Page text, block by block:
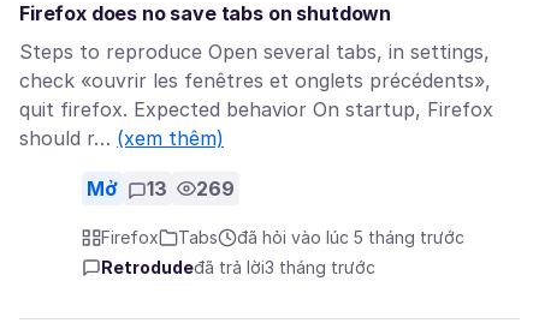
Firefox does no save tabs on shutdown
Steps to reproduce Open several tabs, in settings,
check «ouvrir les fenêtres et onglets précédents»,
quit firefox. Expected behavior On startup, Firefox
should r… (xem thêm)
Mở 13 269
Firefox Tabs
đã hỏi vào lúc 5 tháng trước
Retrodudeđã trả lời3 tháng trước